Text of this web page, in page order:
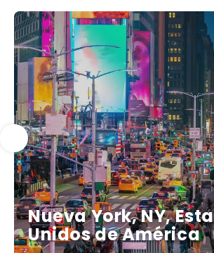
Nueva York, NY,
Unidos de América